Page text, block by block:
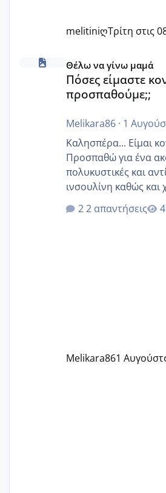
melitiniღΤρίτη στις
Πόσες είμαστε κοντά 40 και
Θέλω να γίνω μαμά
Πόσες είμαστε
προσπαθούμε;;
Melikara86· 1
Καλησπέρα... Είμαι
Προσπαθώ για ένα
πολυκυστικές και
ινσουλίνη καθώς και
κιλά παραπάνω και
δεν χάνω εύκολα! Προσπαθώ για ακόμη
2 απαντήσεις
Melikara861